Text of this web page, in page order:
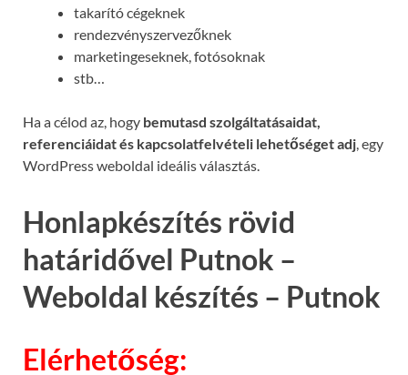
takarító cégeknek
rendezvényszervezőknek
marketingeseknek, fotósoknak
stb…
Ha a célod az, hogy bemutasd szolgáltatásaidat,
referenciáidat és kapcsolatfelvételi lehetőséget adj , egy
WordPress weboldal ideális választás.
Honlapkészítés rövid
határidővel Putnok –
Weboldal készítés – Putnok
Elérhetőség: